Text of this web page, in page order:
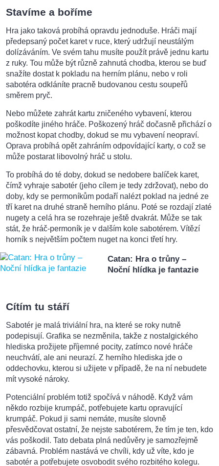
Stavíme a boříme
Hra jako taková probíhá opravdu jednoduše. Hráči mají
předepsaný počet karet v ruce, který udržují neustálým
dolízáváním. Ve svém tahu musíte použít právě jednu kartu
z ruky. Tou může být různě zahnutá chodba, kterou se buď
snažíte dostat k pokladu na herním plánu, nebo v roli
sabotéra odkláníte pracně budovanou cestu soupeřů
směrem pryč.
Nebo můžete zahrát kartu zničeného vybavení, kterou
poškodíte jiného hráče. Poškozený hráč dočasně přichází o
možnost kopat chodby, dokud se mu vybavení neopraví.
Oprava probíhá opět zahráním odpovídající karty, o což se
může postarat libovolný hráč u stolu.
To probíhá do té doby, dokud se nedobere balíček karet,
čímž vyhraje sabotér (jeho cílem je tedy zdržovat), nebo do
doby, kdy se permoníkům podaří nalézt poklad na jedné ze
tří karet na druhé straně herního plánu. Poté se rozdají zlaté
nugety a celá hra se rozehraje ještě dvakrát. Může se tak
stát, že hráč-permoník je v dalším kole sabotérem. Vítězí
horník s největším počtem nuget na konci třetí hry.
Catan: Hra o trůny –
Noční hlídka je fantazie
Cítím tu stáří
Sabotér je malá triviální hra, na které se roky nutně
podepisují. Grafika se nezměnila, takže z nostalgického
hlediska prožijete příjemné pocity, zatímco nové hráče
neuchvátí, ale ani neurazí. Z herního hlediska jde o
oddechovku, kterou si užijete v případě, že na ní nebudete
mít vysoké nároky.
Potenciální problém totiž spočívá v náhodě. Když vám
někdo rozbije krumpáč, potřebujete kartu opravující
krumpáč. Pokud ji sami nemáte, musíte slovně
přesvědčovat ostatní, že nejste sabotérem, že tím je ten, kdo
vás poškodil. Tato debata plná nedůvěry je samozřejmě
zábavná. Problém nastává ve chvíli, kdy už víte, kdo je
sabotér a potřebujete osvobodit svého rozbitého kolegu.